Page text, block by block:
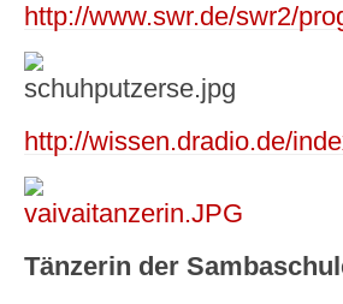
http://www.swr.de/swr2/
http://wissen.dradio.de/
Tänzerin der